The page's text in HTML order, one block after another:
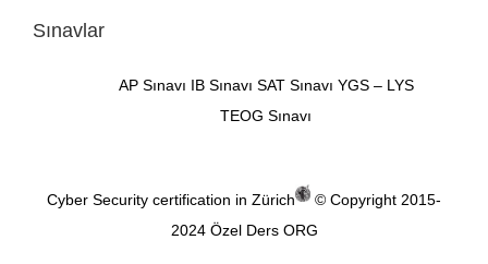
Sınavlar
AP Sınavı IB Sınavı SAT Sınavı YGS – LYS
TEOG Sınavı
Cyber Security certification in Zürich
© Copyright 2015-
2024 Özel Ders ORG